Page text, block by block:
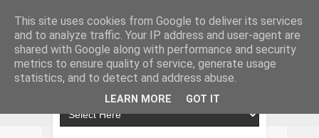
This site uses cookies from Google to deliver its services
and to analyze traffic. Your IP address and user-agent are
shared with Google along with performance and security
metrics to ensure quality of service, generate usage
statistics, and to detect and address abuse.
LEARN MORE GOT IT